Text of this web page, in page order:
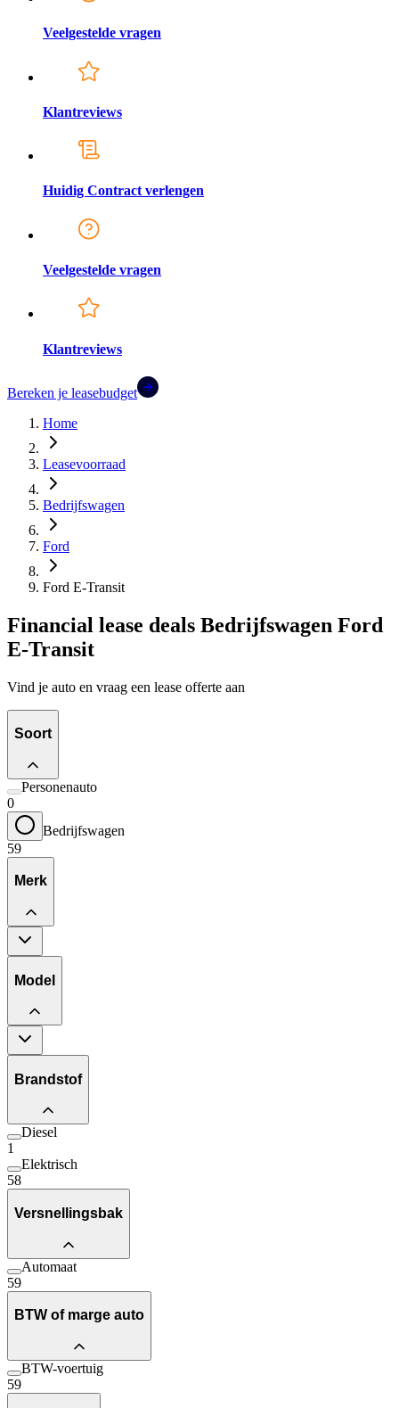
Veelgestelde vragen
Klantreviews
Huidig Contract verlengen
Veelgestelde vragen
Klantreviews
Bereken je leasebudget
Home
Leasevoorraad
Bedrijfswagen
Ford
Ford E-Transit
Financial lease deals Bedrijfswagen Ford
E-Transit
Vind je auto en vraag een lease offerte aan
Soort
Personenauto
0
Bedrijfswagen
59
Merk
Model
Brandstof
Diesel
1
Elektrisch
58
Versnellingsbak
Automaat
59
BTW of marge auto
BTW-voertuig
59